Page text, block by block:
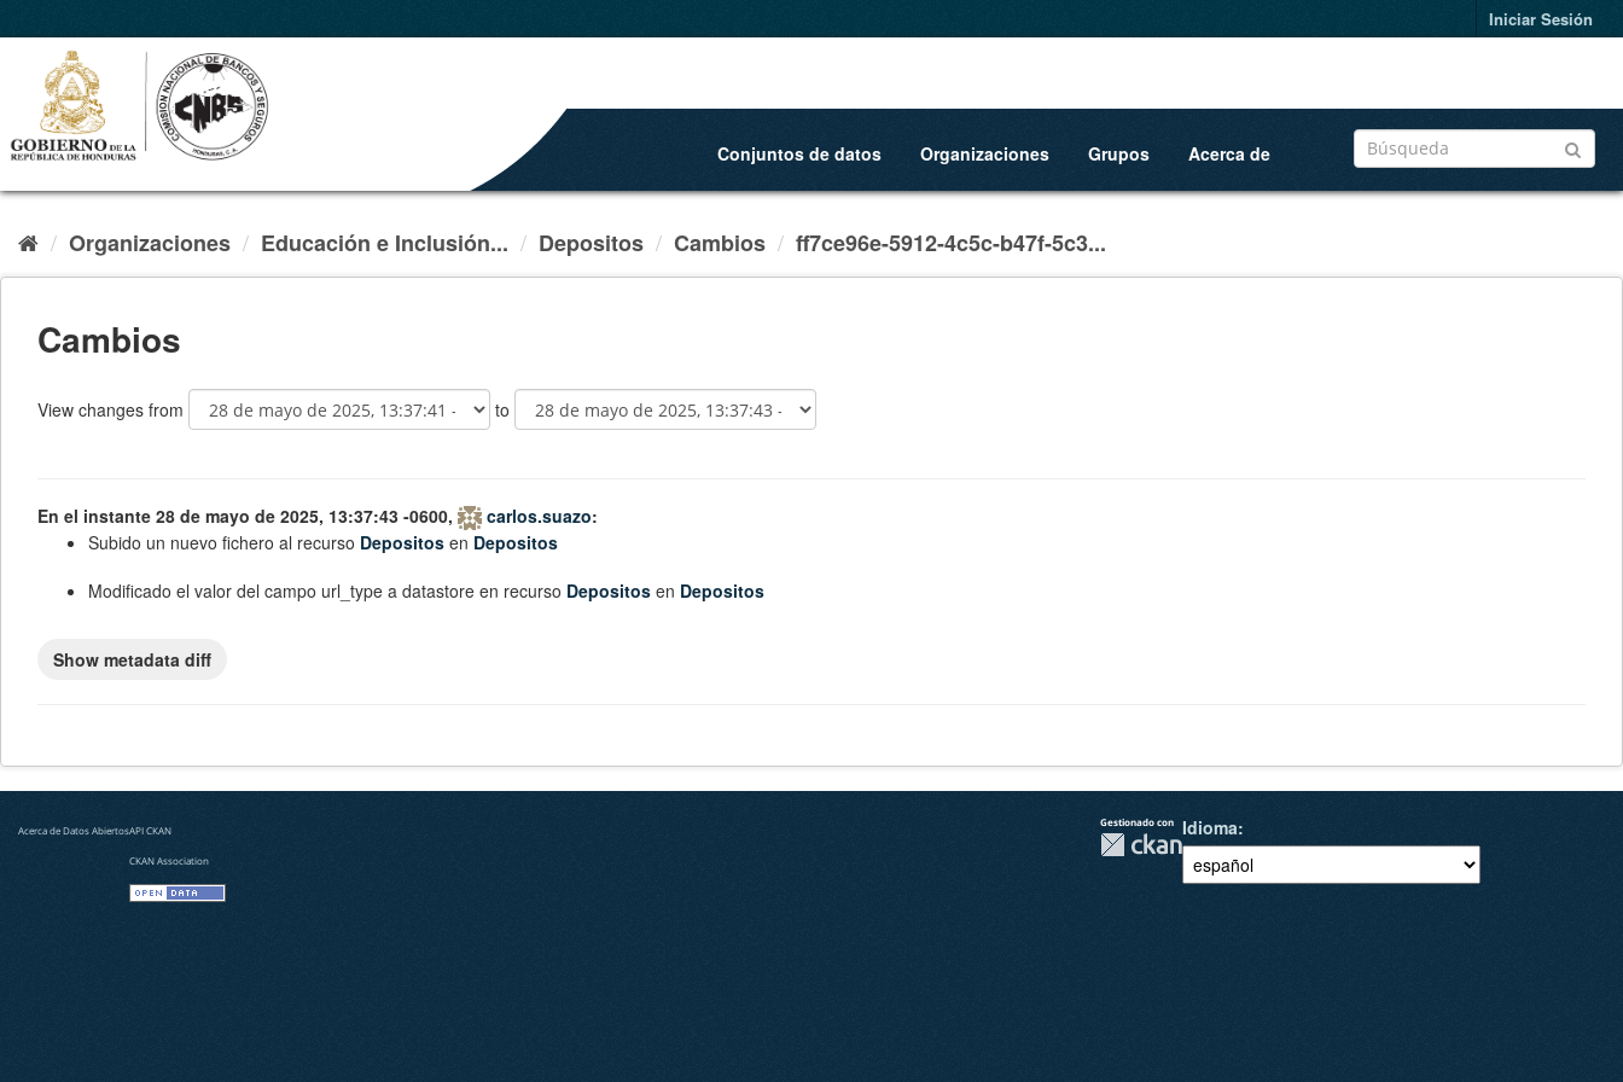
Iniciar Sesión
Conjuntos de datos Organizaciones Grupos Acerca de
Organizaciones Educación e Inclusión... Depositos Cambios ff7ce96e-5912-4c5c-b47f-5c3...
Cambios
View changes from to
En el instante 28 de mayo de 2025, 13:37:43 -0600, carlos.suazo:
Subido un nuevo fichero al recurso Depositos en Depositos
Modificado el valor del campo url_type a datastore en recurso Depositos en Depositos
Acerca de Datos AbiertosAPI CKAN
CKAN Association
Gestionado con Idioma